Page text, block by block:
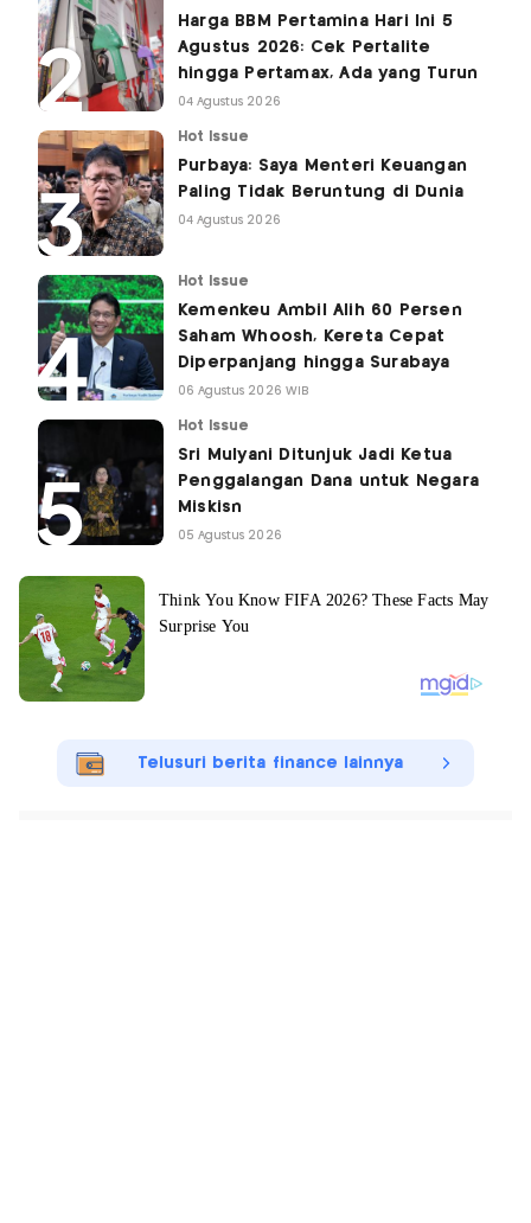
Harga BBM Pertamina Hari Ini 5
Agustus 2026: Cek Pertalite
hingga Pertamax, Ada yang Turun
04 Agustus 2026
Hot Issue
Purbaya: Saya Menteri Keuangan
Paling Tidak Beruntung di Dunia
04 Agustus 2026
Hot Issue
Kemenkeu Ambil Alih 60 Persen
Saham Whoosh, Kereta Cepat
Diperpanjang hingga Surabaya
06 Agustus 2026 WIB
Hot Issue
Sri Mulyani Ditunjuk Jadi Ketua
Penggalangan Dana untuk Negara
Miskisn
05 Agustus 2026
Telusuri berita finance lainnya